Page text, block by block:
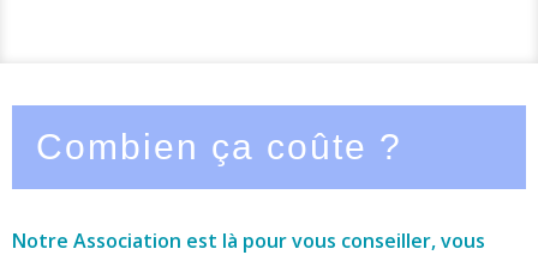
Combien ça coûte ?
Notre Association est là pour vous conseiller, vous